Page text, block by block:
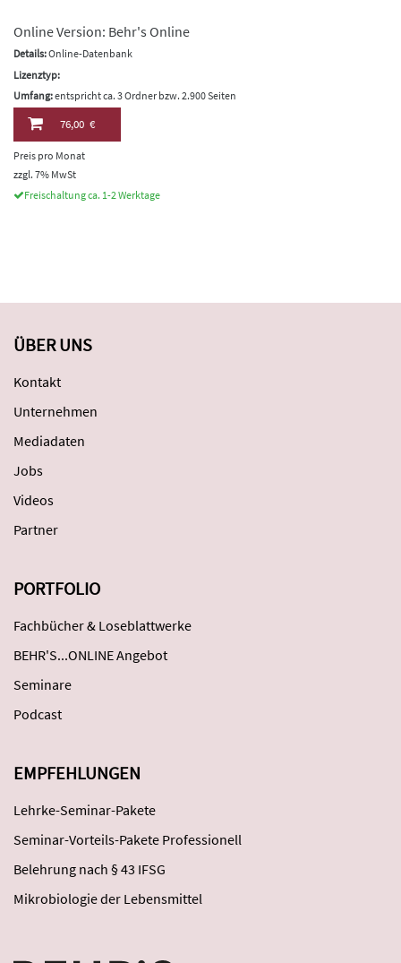
Online Version: Behr's Online
Details:Online-Datenbank
Lizenztyp:
Umfang:entspricht ca. 3 Ordner bzw. 2.900 Seiten
76,00 €
Preis pro Monat
zzgl. 7% MwSt
Freischaltung ca. 1-2 Werktage
ÜBER UNS
Kontakt
Unternehmen
Mediadaten
Jobs
Videos
Partner
PORTFOLIO
Fachbücher & Loseblattwerke
BEHR'S...ONLINE Angebot
Seminare
Podcast
EMPFEHLUNGEN
Lehrke-Seminar-Pakete
Seminar-Vorteils-Pakete Professionell
Belehrung nach § 43 IFSG
Mikrobiologie der Lebensmittel